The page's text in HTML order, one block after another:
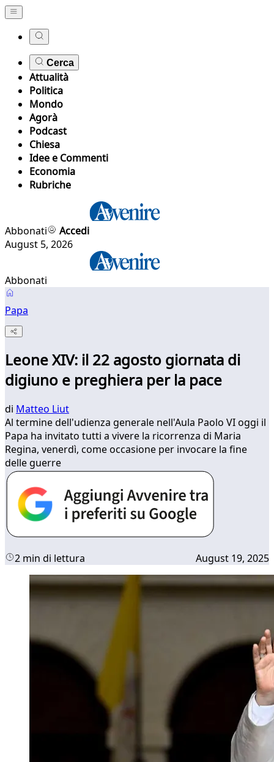
Cerca
Attualità
Politica
Mondo
Agorà
Podcast
Chiesa
Idee e Commenti
Economia
Rubriche
Abbonati
Accedi
August 5, 2026
Abbonati
Papa
Leone XIV: il 22 agosto giornata di
digiuno e preghiera per la pace
di Matteo Liut
Al termine dell'udienza generale nell'Aula Paolo VI oggi il
Papa ha invitato tutti a vivere la ricorrenza di Maria
Regina, venerdì, come occasione per invocare la fine
delle guerre
2 min di lettura August 19, 2025